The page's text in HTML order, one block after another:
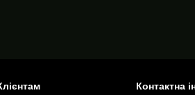
Контактна